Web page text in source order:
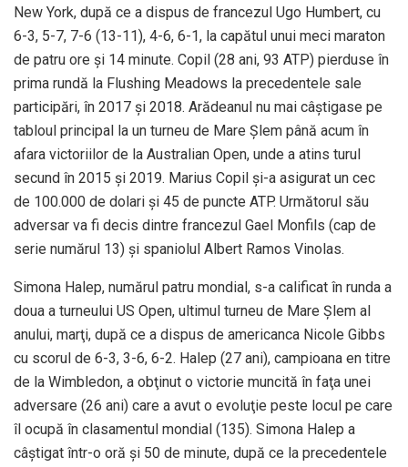
New York, după ce a dispus de francezul Ugo Humbert, cu
6-3, 5-7, 7-6 (13-11), 4-6, 6-1, la capătul unui meci maraton
de patru ore şi 14 minute. Copil (28 ani, 93 ATP) pierduse în
prima rundă la Flushing Meadows la precedentele sale
participări, în 2017 şi 2018. Arădeanul nu mai câştigase pe
tabloul principal la un turneu de Mare Şlem până acum în
afara victoriilor de la Australian Open, unde a atins turul
secund în 2015 şi 2019. Marius Copil şi-a asigurat un cec
de 100.000 de dolari şi 45 de puncte ATP. Următorul său
adversar va fi decis dintre francezul Gael Monfils (cap de
serie numărul 13) şi spaniolul Albert Ramos Vinolas.
Simona Halep, numărul patru mondial, s-a calificat în runda a
doua a turneului US Open, ultimul turneu de Mare Şlem al
anului, marţi, după ce a dispus de americanca Nicole Gibbs
cu scorul de 6-3, 3-6, 6-2. Halep (27 ani), campioana en titre
de la Wimbledon, a obţinut o victorie muncită în faţa unei
adversare (26 ani) care a avut o evoluţie peste locul pe care
îl ocupă în clasamentul mondial (135). Simona Halep a
câştigat într-o oră şi 50 de minute, după ce la precedentele